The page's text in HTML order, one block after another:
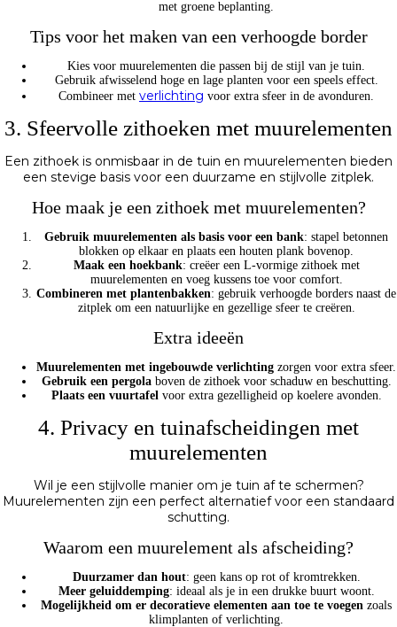
met groene beplanting.
Tips voor het maken van een verhoogde border
Kies voor muurelementen die passen bij de stijl van je tuin.
Gebruik afwisselend hoge en lage planten voor een speels effect.
Combineer met verlichting voor extra sfeer in de avonduren.
3. Sfeervolle zithoeken met muurelementen
Een zithoek is onmisbaar in de tuin en muurelementen bieden
een stevige basis voor een duurzame en stijlvolle zitplek.
Hoe maak je een zithoek met muurelementen?
Gebruik muurelementen als basis voor een bank: stapel betonnen
blokken op elkaar en plaats een houten plank bovenop.
Maak een hoekbank: creëer een L-vormige zithoek met
muurelementen en voeg kussens toe voor comfort.
Combineren met plantenbakken: gebruik verhoogde borders naast de
zitplek om een natuurlijke en gezellige sfeer te creëren.
Extra ideeën
Muurelementen met ingebouwde verlichting zorgen voor extra sfeer.
Gebruik een pergolaboven de zithoek voor schaduw en beschutting.
Plaats een vuurtafelvoor extra gezelligheid op koelere avonden.
4. Privacy en tuinafscheidingen met
muurelementen
Wil je een stijlvolle manier om je tuin af te schermen?
Muurelementen zijn een perfect alternatief voor een standaard
schutting.
Waarom een muurelement als afscheiding?
Duurzamer dan hout: geen kans op rot of kromtrekken.
Meer geluiddemping: ideaal als je in een drukke buurt woont.
Mogelijkheid om er decoratieve elementen aan toe te voegen zoals
klimplanten of verlichting.